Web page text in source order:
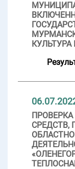
СРЕДСТВ,